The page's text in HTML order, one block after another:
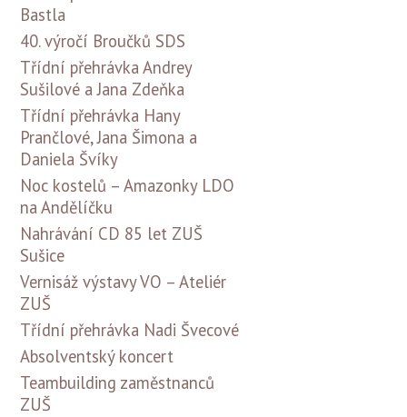
Bastla
40. výročí Broučků SDS
Třídní přehrávka Andrey
Sušilové a Jana Zdeňka
Třídní přehrávka Hany
Prančlové, Jana Šimona a
Daniela Švíky
Noc kostelů – Amazonky LDO
na Andělíčku
Nahrávání CD 85 let ZUŠ
Sušice
Vernisáž výstavy VO – Ateliér
ZUŠ
Třídní přehrávka Nadi Švecové
Absolventský koncert
Teambuilding zaměstnanců
ZUŠ